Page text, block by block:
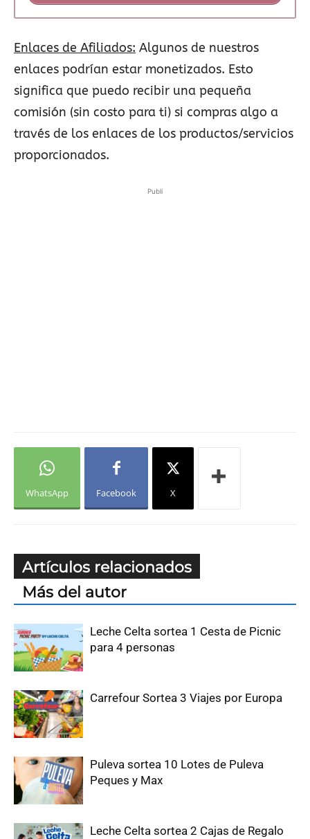
Enlaces de Afiliados: Algunos de nuestros
enlaces podrían estar monetizados. Esto
significa que puedo recibir una pequeña
comisión (sin costo para ti) si compras algo a
través de los enlaces de los productos/servicios
proporcionados.
Publi
WhatsApp Facebook X
Artículos relacionados
Más del autor
Leche Celta sortea 1 Cesta de Picnic
para 4 personas
Carrefour Sortea 3 Viajes por Europa
Puleva sortea 10 Lotes de Puleva
Peques y Max
Leche Celta sortea 2 Cajas de Regalo